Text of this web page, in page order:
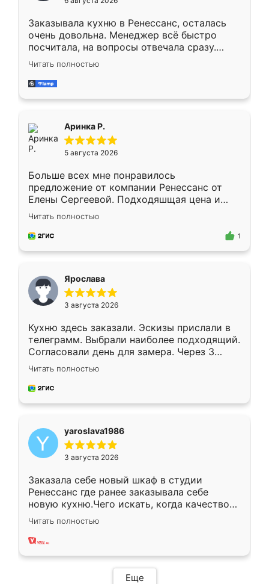
мебели буду заказывать только здесь.
Заказывала кухню в Ренессанс, осталась
очень довольна. Менеджер всё быстро
посчитала, на вопросы отвечала сразу.
Замерщик приехал в субботу, подошёл к
делу со всей ответственностью. Собрали
за день, ребята работали аккуратно, даже
Читать полностью
Аринка Р.
5 августа 2026
Больше всех мне понравилось
предложение от компании Ренессанс от
Елены Сергеевой. Подходяшщая цена и
короткие сроки изготовления. Приехавший
для замера сотрудник Владислав
предложил по моему эскизу самый
Читать полностью
1
Ярослава
3 августа 2026
Кухню здесь заказали. Эскизы прислали в
телеграмм. Выбрали наиболее подходящий.
Согласовали день для замера. Через 3
недели кухня была уже готова. Остались
довольны работой. Спасибо Ренессанс
мебель за качественную работу!
Читать полностью
yaroslava1986
3 августа 2026
Заказала себе новый шкаф в студии
Ренессанс где ранее заказывала себе
новую кухню.Чего искать, когда качеством
вполне довольна. Служит кухня уже почти
два года, нареканий нет.
Читать полностью
Еще